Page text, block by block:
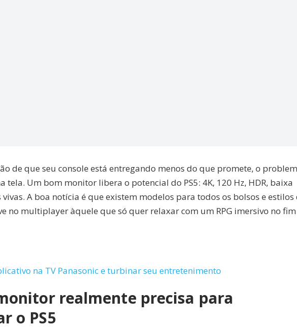
de que seu console está entregando menos do que promete, o
tela. Um bom monitor libera o potencial do PS5: 4K, 120 Hz, HDR, baixa
A boa notícia é que existem modelos para todos os bolsos e estilos
no multiplayer àquele que só quer relaxar com um RPG imersivo no fim
na TV Panasonic e turbinar seu entretenimento
realmente precisa para
o PS5